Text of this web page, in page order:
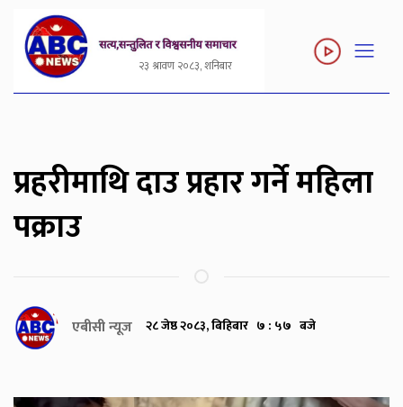
२३ श्रावण २०८३, शनिबार
प्रहरीमाथि दाउ प्रहार गर्ने महिला
पक्राउ
एबीसी न्यूज २८ जेष्ठ २०८३, बिहिबार ७ : ५७ बजे